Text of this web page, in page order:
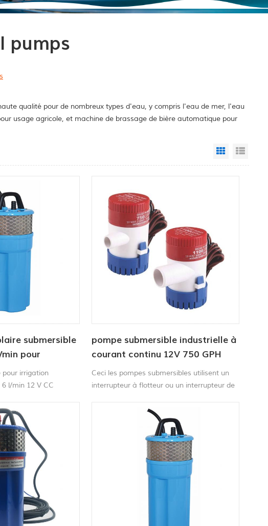
pumps
qualité pour de nombreux types d'eau, y compris l'eau de mer, l'eau
usage agricole, et machine de brassage de bière automatique pour
Grid View
submersible
pour
animale
pour irrigation
l/min 12 V CC
pompe submersible industrielle à
courant continu 12V 750 GPH
Ceci les pompes submersibles utilisent un
interrupteur à flotteur ou un interrupteur de
pompe pendant opération. Le L'écran de
filtre amovible facilite le nettoyage et le
remplacement des taches.